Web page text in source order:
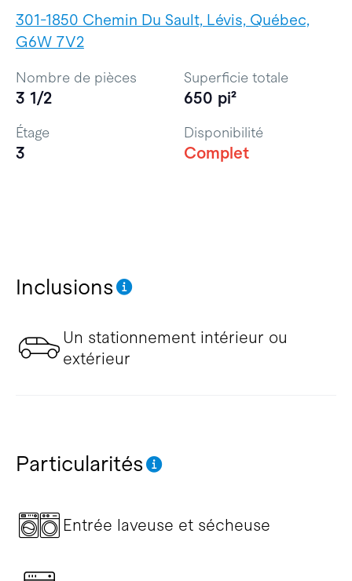
301-1850 Chemin Du Sault, Lévis, Québec,
G6W 7V2
Inclusions
Un stationnement intérieur ou
extérieur
Particularités
Entrée laveuse et sécheuse
Nombre de pièces
3 1/2
Superficie totale
650 pi²
Étage
3
Disponibilité
Complet